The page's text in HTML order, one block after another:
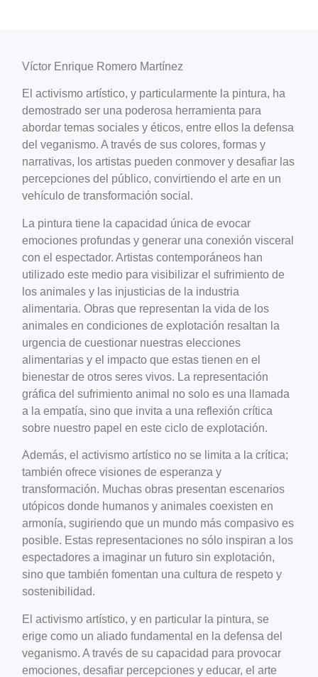
Víctor Enrique Romero Martínez
El activismo artístico, y particularmente la pintura, ha
demostrado ser una poderosa herramienta para
abordar temas sociales y éticos, entre ellos la defensa
del veganismo. A través de sus colores, formas y
narrativas, los artistas pueden conmover y desafiar las
percepciones del público, convirtiendo el arte en un
vehículo de transformación social.
La pintura tiene la capacidad única de evocar
emociones profundas y generar una conexión visceral
con el espectador. Artistas contemporáneos han
utilizado este medio para visibilizar el sufrimiento de
los animales y las injusticias de la industria
alimentaria. Obras que representan la vida de los
animales en condiciones de explotación resaltan la
urgencia de cuestionar nuestras elecciones
alimentarias y el impacto que estas tienen en el
bienestar de otros seres vivos. La representación
gráfica del sufrimiento animal no solo es una llamada
a la empatía, sino que invita a una reflexión crítica
sobre nuestro papel en este ciclo de explotación.
Además, el activismo artístico no se limita a la crítica;
también ofrece visiones de esperanza y
transformación. Muchas obras presentan escenarios
utópicos donde humanos y animales coexisten en
armonía, sugiriendo que un mundo más compasivo es
posible. Estas representaciones no sólo inspiran a los
espectadores a imaginar un futuro sin explotación,
sino que también fomentan una cultura de respeto y
sostenibilidad.
El activismo artístico, y en particular la pintura, se
erige como un aliado fundamental en la defensa del
veganismo. A través de su capacidad para provocar
emociones, desafiar percepciones y educar, el arte